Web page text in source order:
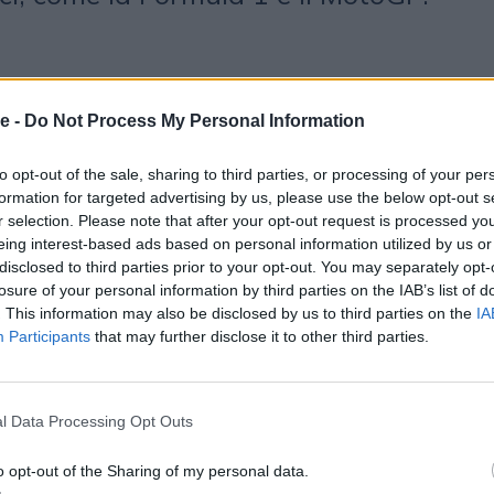
- Do Not Process My Personal Information
opt-out of the sale, sharing to third parties, or processing of your
for targeted advertising by us, please use the below opt-out
selection. Please note that after your opt-out request is processed
interest-based ads based on personal information utilized by us
to third parties prior to your opt-out. You may separately
of your personal information by third parties on the IAB’s list of
This information may also be disclosed by us to third parties on the
Participants that may further disclose it to other third parties.
Data Processing Opt Outs
opt-out of the Sharing of my personal data.
vicario de La Gazzetta
dell’auto è uno dei più dinamici, e
e legislativo è in continua
vogliamo dare ai nostri lettori
quale troveranno tutte le
con la qualità
piacevolezza grafica e